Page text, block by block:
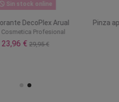
Sin stock online
DecoPlex Arual
Cosmetica Profesional
23,96 €29,95 €
Pinza